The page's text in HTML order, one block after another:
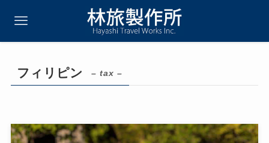
フィリピン – tax –